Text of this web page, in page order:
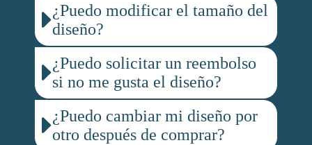
¿Puedo modificar el tamaño del
diseño?
¿Puedo solicitar un reembolso
si no me gusta el diseño?
¿Puedo cambiar mi diseño por
otro después de comprar?